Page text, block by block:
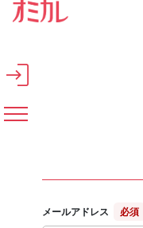
メインコンテンツへスキップ
メールアドレス 必須